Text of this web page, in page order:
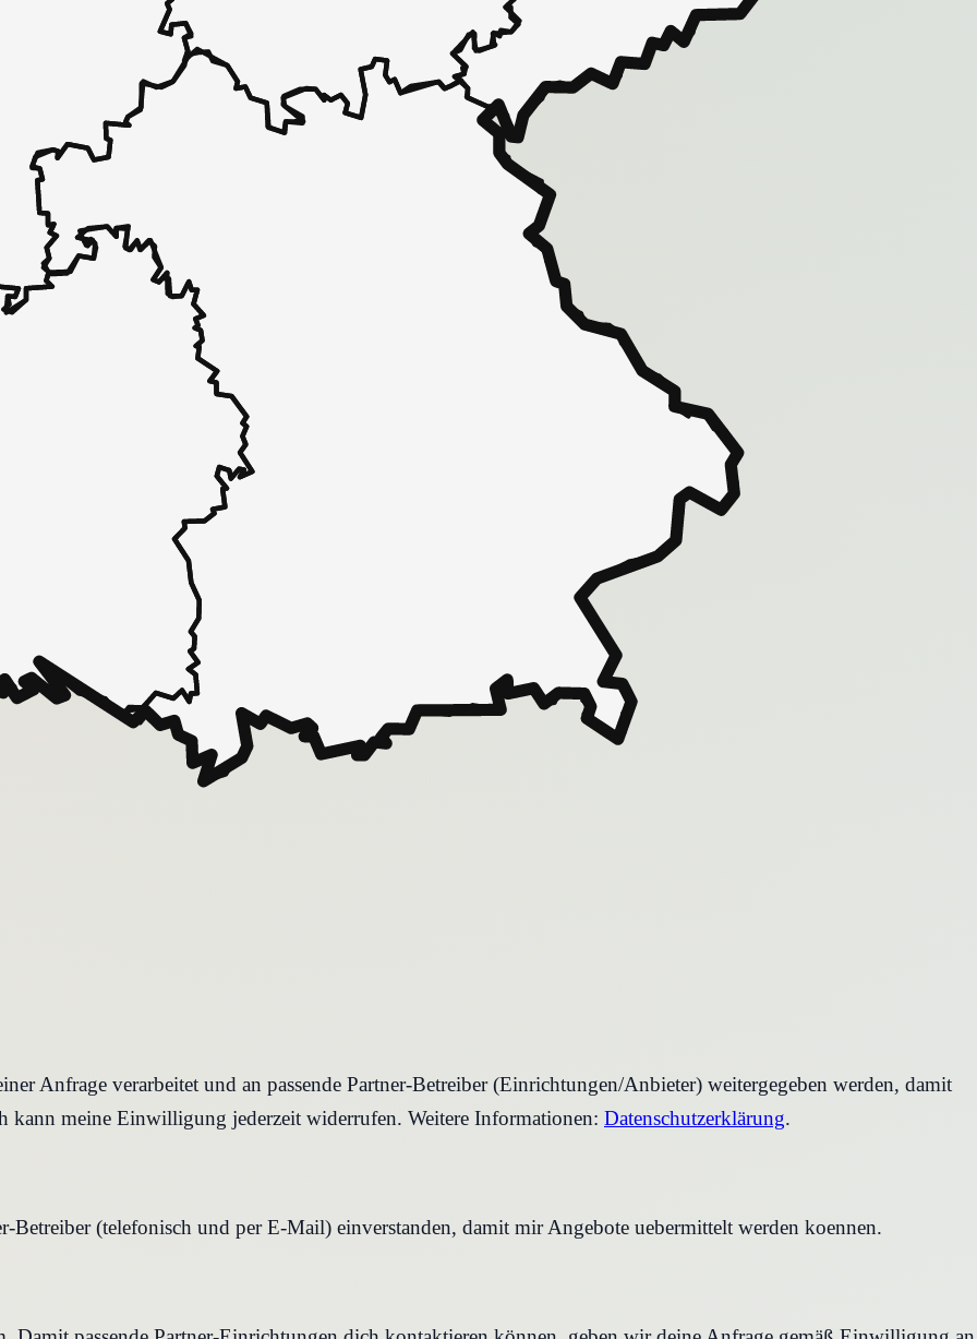
Anfrage verarbeitet und an passende Partner-Betreiber (Einrichtungen/Anbieter) weitergegeben werden, damit
kann meine Einwilligung jederzeit widerrufen. Weitere Informationen: Datenschutzerklärung.
Betreiber (telefonisch und per E-Mail) einverstanden, damit mir Angebote uebermittelt werden koennen.